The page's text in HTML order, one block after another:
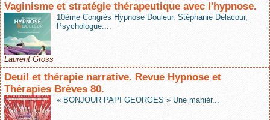
Vaginisme et stratégie thérapeutique avec l'hypnose.
10ème Congrès Hypnose Douleur. Stéphanie Delacour,
Psychologue....
Laurent Gross
Deuil et thérapie narrative. Revue Hypnose et
Thérapies Brèves 80.
« BONJOUR PAPI GEORGES » Une manièr...